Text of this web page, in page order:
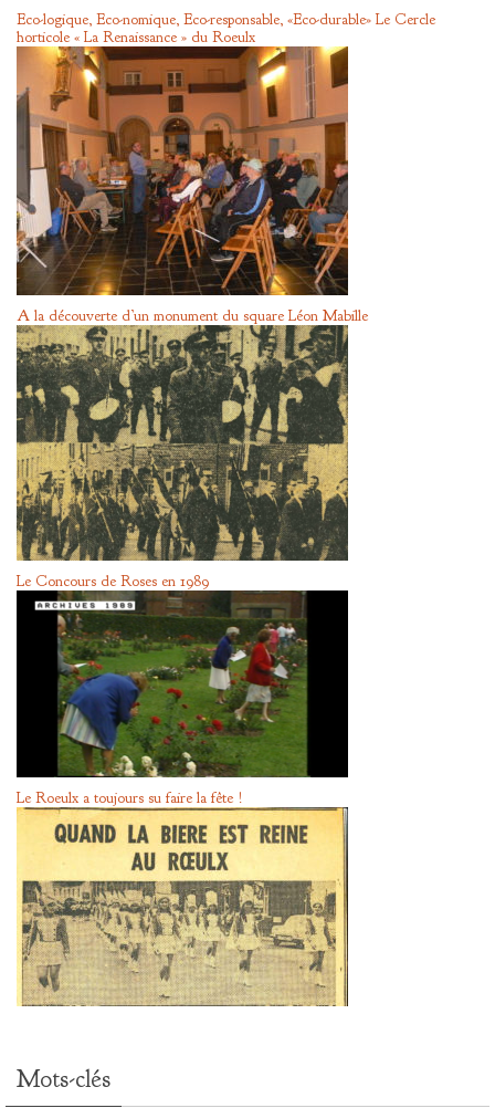
Eco-logique, Eco-nomique, Eco-responsable, «Eco-durable» Le Cercle
horticole « La Renaissance » du Roeulx
A la découverte d’un monument du square Léon Mabille
Le Concours de Roses en 1989
Le Roeulx a toujours su faire la fête !
Mots-clés